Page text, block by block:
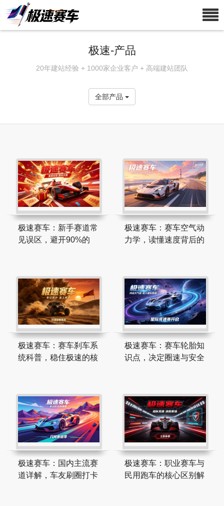
极速-产品
20年建站经验 + 1000家企业客户 + 高端建站团队
全部产品
极速赛车：新手赛道常
见误区，避开90%的
极速赛车：赛车空气动
力学，读懂速度背后的
极速赛车：赛车刹车系
统科普，稳住极速的核
极速赛车：赛车轮胎知
识点，决定圈速与安全
极速赛车：国内主流赛
道详解，车友刷圈打卡
极速赛车：职业赛车与
民用跑车的核心区别解